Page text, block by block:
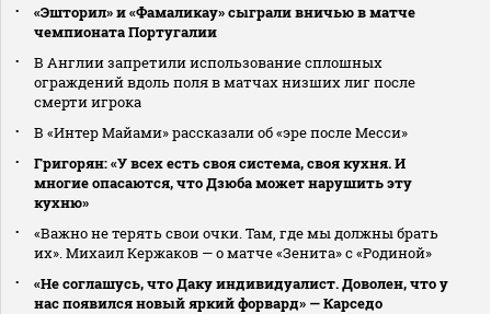
«Эшторил» и «Фамаликау» сыграли вничью в матче
чемпионата Португалии
В Англии запретили использование сплошных
ограждений вдоль поля в матчах низших лиг после
смерти игрока
В «Интер Майами» рассказали об «эре после Месси»
Григорян: «У всех есть своя система, своя кухня. И
многие опасаются, что Дзюба может нарушить эту
кухню»
«Важно не терять свои очки. Там, где мы должны брать
их». Михаил Кержаков — о матче «Зенита» с «Родиной»
«Не соглашусь, что Даку индивидуалист. Доволен, что у
нас появился новый яркий форвард» — Карседо